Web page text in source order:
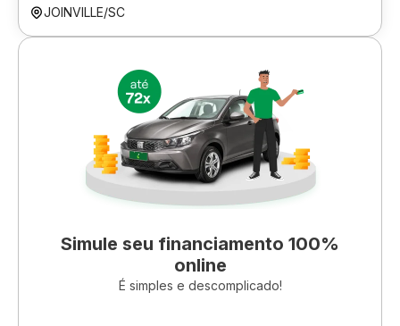
JOINVILLE/SC
Simule seu financiamento 100%
online
É simples e descomplicado!